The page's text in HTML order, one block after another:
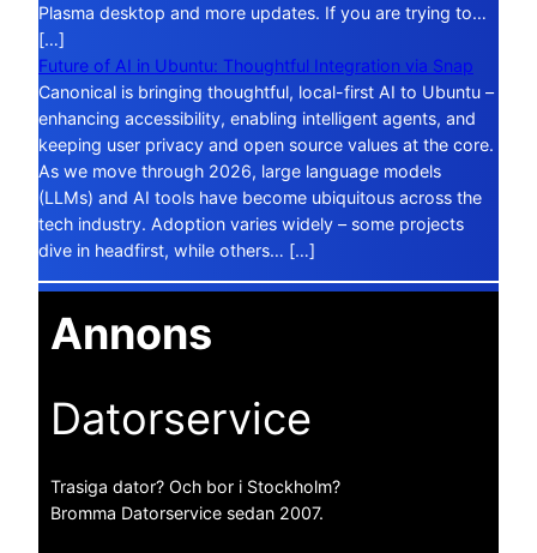
Plasma desktop and more updates. If you are trying to…
[…]
Future of AI in Ubuntu: Thoughtful Integration via Snap
Canonical is bringing thoughtful, local-first AI to Ubuntu –
enhancing accessibility, enabling intelligent agents, and
keeping user privacy and open source values at the core.
As we move through 2026, large language models
(LLMs) and AI tools have become ubiquitous across the
tech industry. Adoption varies widely – some projects
dive in headfirst, while others… […]
Annons
Datorservice
Trasiga dator? Och bor i Stockholm?
Bromma Datorservice sedan 2007.